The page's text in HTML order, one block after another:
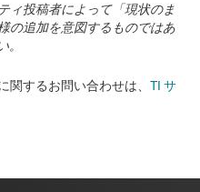
ィ投稿者によって「現状のま
の追加を意図するものではあ
。
関するお問い合わせは、 TI サ